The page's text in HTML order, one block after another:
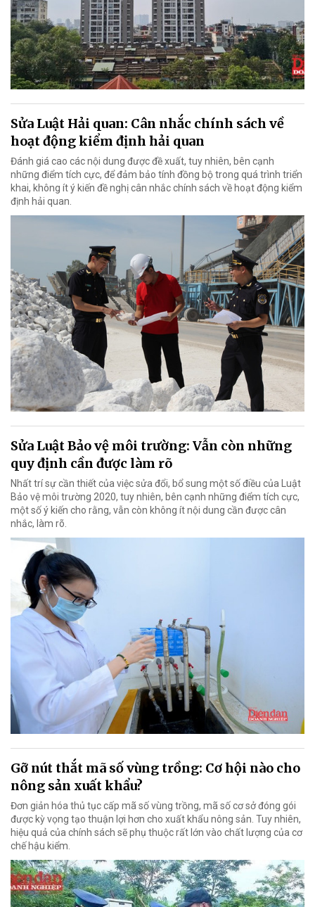
Sửa Luật Hải quan: Cân nhắc chính sách về
hoạt động kiểm định hải quan
Đánh giá cao các nội dung được đề xuất, tuy nhiên, bên cạnh
những điểm tích cực, để đảm bảo tính đồng bộ trong quá trình triển
khai, không ít ý kiến đề nghị cân nhắc chính sách về hoạt động kiểm
định hải quan.
Sửa Luật Bảo vệ môi trường: Vẫn còn những
quy định cần được làm rõ
Nhất trí sự cần thiết của việc sửa đổi, bổ sung một số điều của Luật
Bảo vệ môi trường 2020, tuy nhiên, bên cạnh những điểm tích cực,
một số ý kiến cho rằng, vẫn còn không ít nội dung cần được cân
nhắc, làm rõ.
Gỡ nút thắt mã số vùng trồng: Cơ hội nào cho
nông sản xuất khẩu?
Đơn giản hóa thủ tục cấp mã số vùng trồng, mã số cơ sở đóng gói
được kỳ vọng tạo thuận lợi hơn cho xuất khẩu nông sản. Tuy nhiên,
hiệu quả của chính sách sẽ phụ thuộc rất lớn vào chất lượng của cơ
chế hậu kiểm.